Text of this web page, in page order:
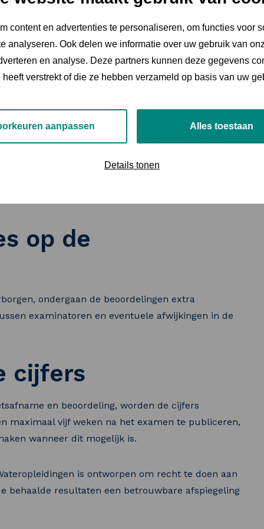
content en advertenties te personaliseren, om functies voor
analyseren. Ook delen we informatie over uw gebruik van
en analyse. Deze partners kunnen deze gegevens
verstrekt of die ze hebben verzameld op basis van uw
aanpassen Alles toestaan
Details tonen
zich op één van de toetslocaties. Hier krijgen zij
door het afleggen van het examen. Het is een
en voorbereiding samenkomen.
examinatoren
Elk examen wordt door twee
beoordeling en het risico op bevooroordeelde
op de
ondergaan de beoordelingen extra
examinatoren en eventuele afwijkingen in de
cijfers
en beoordeling, worden de cijfers
maximaal vijf weken na het examen te publiceren,
wanneer dit mogelijk is.
is ontworpen om recht te doen aan
behaalde resultaten een betrouwbare afspiegeling